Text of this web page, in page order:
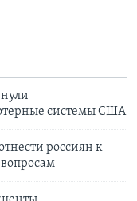
системы США
россиян к